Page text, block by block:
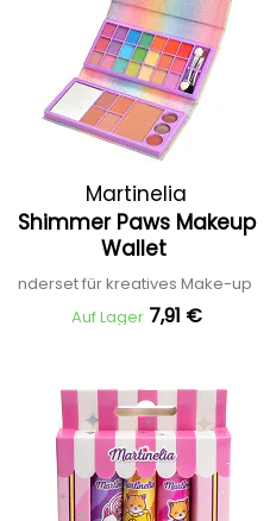
Martinelia
Shimmer Paws Makeup
Wallet
nderset für kreatives Make-up
Auf Lager 7,91 €